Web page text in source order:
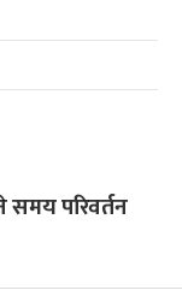
परिवर्तन